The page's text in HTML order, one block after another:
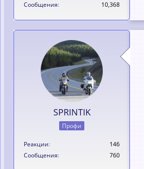
Сообщения
10,368
SPRINTIK
Профи
Реакции
146
Сообщения
760